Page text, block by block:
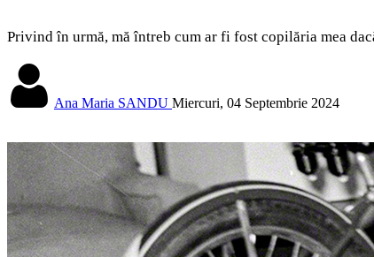
Privind în urmă, mă întreb cum ar fi fost copilăria mea
Ana Maria SANDU Miercuri, 04 Septembrie 2024